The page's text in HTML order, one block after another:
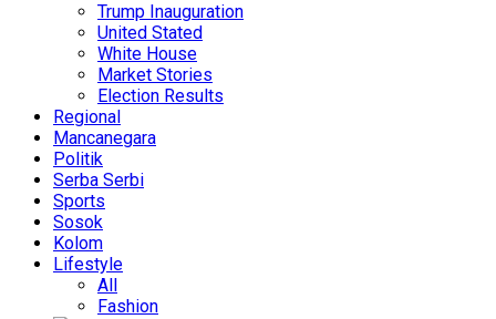
Trump Inauguration
United Stated
White House
Market Stories
Election Results
Regional
Mancanegara
Politik
Serba Serbi
Sports
Sosok
Kolom
Lifestyle
All
Fashion